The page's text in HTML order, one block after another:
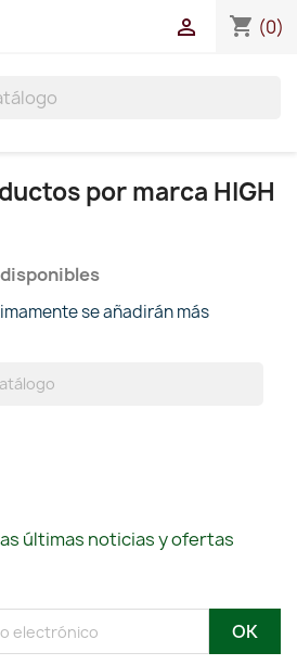
shopping_cart (0)

por marca HIGH
se añadirán más
últimas noticias y ofertas